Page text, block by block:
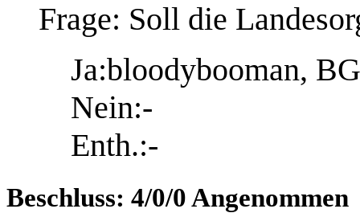
Frage: Soll die
Ja:bloodybooman,
Nein:-
Enth.:-
Beschluss: 4/0/0 Angenommen